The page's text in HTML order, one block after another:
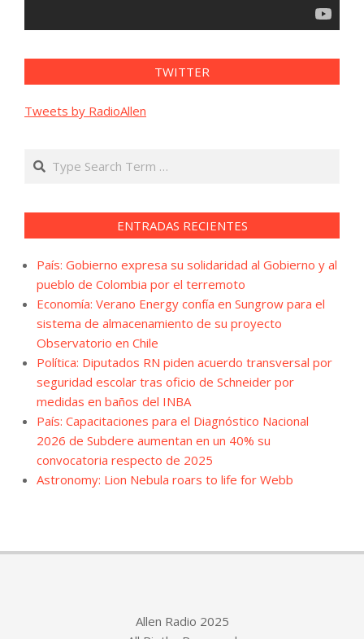
TWITTER
Tweets by RadioAllen
Search
ENTRADAS RECIENTES
País: Gobierno expresa su solidaridad al Gobierno y al
pueblo de Colombia por el terremoto
Economía: Verano Energy confía en Sungrow para el
sistema de almacenamiento de su proyecto
Observatorio en Chile
Política: Diputados RN piden acuerdo transversal por
seguridad escolar tras oficio de Schneider por
medidas en baños del INBA
País: Capacitaciones para el Diagnóstico Nacional
2026 de Subdere aumentan en un 40% su
convocatoria respecto de 2025
Astronomy: Lion Nebula roars to life for Webb
Allen Radio 2025